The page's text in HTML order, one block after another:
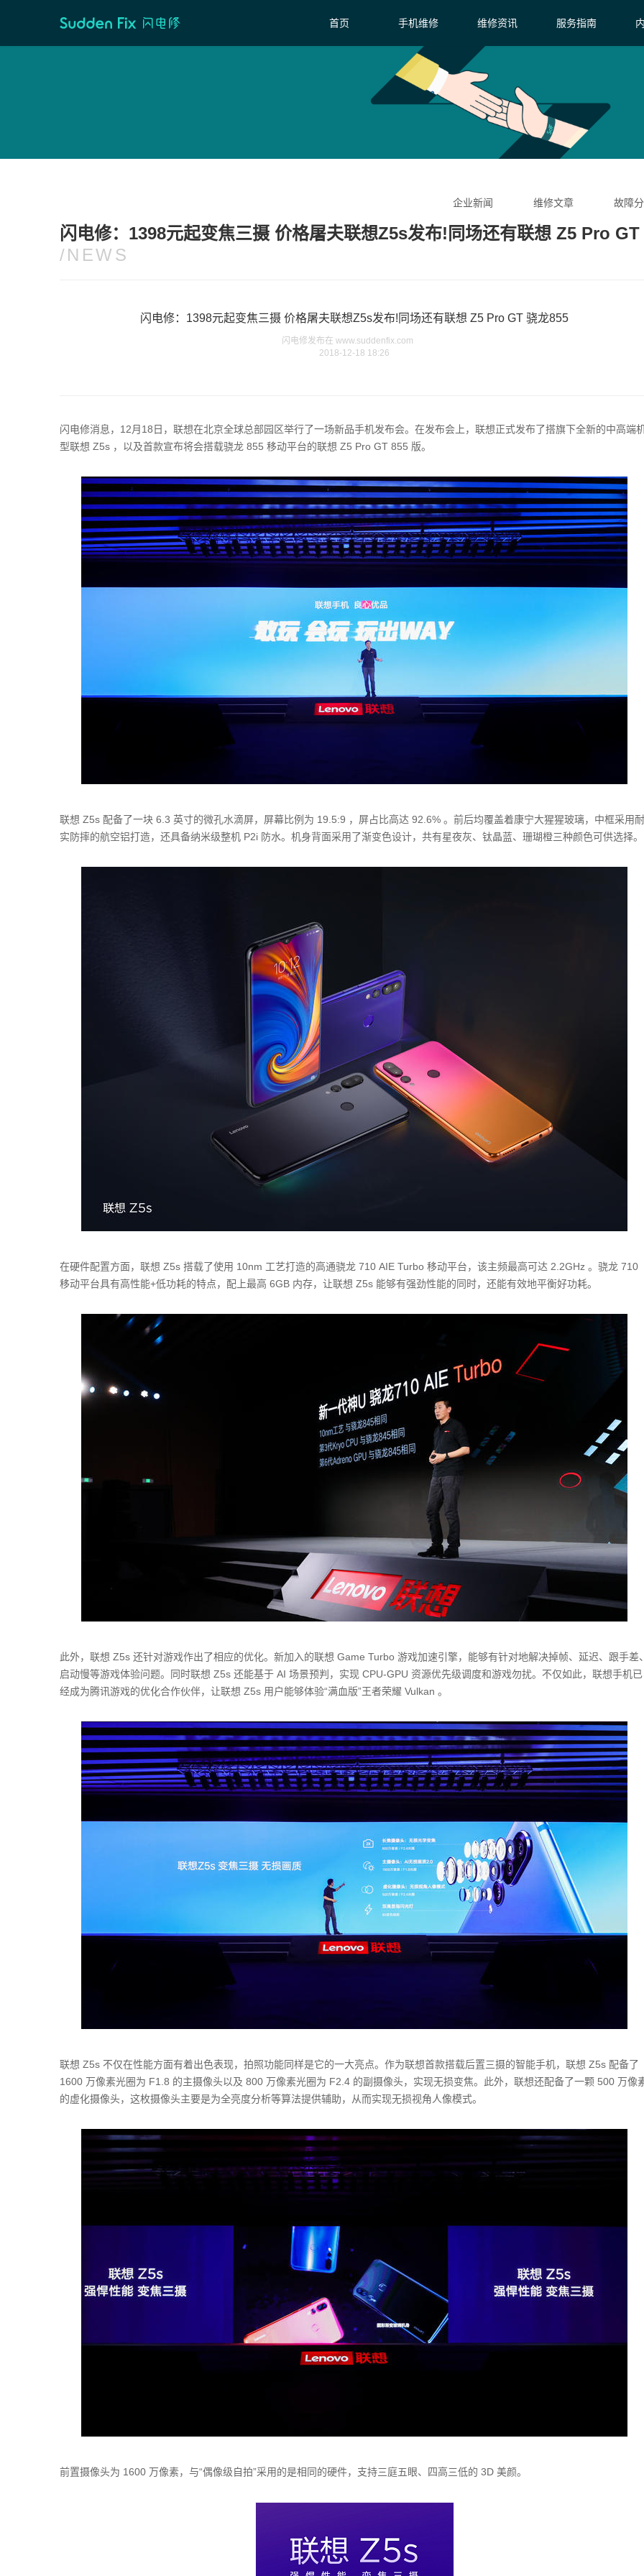
首页 手机维修 维修资讯 服务指南
首页/维修资讯
企业新闻 维修文章 故障
闪电修：1398元起变焦三摄 价格屠夫联想Z5s发布!同场还有联想 Z5 Pro
/NEWS
闪电修：1398元起变焦三摄 价格屠夫联想Z5s发布!同场还有联想 Z5 Pro GT 骁龙855
闪电修发布在 www.suddenfix.com
2018-12-18 18:26
闪电修消息，12月18日，联想在北京全球总部园区举行了一场新品手机发布会。在发布会上，联想正式发布了搭旗下全新的中高端
型联想 Z5s ，以及首款宣布将会搭载骁龙 855 移动平台的联想 Z5 Pro GT 855 版。
联想 Z5s 配备了一块 6.3 英寸的微孔水滴屏，屏幕比例为 19.5:9 ，屏占比高达 92.6% 。前后均覆盖着康宁大猩猩玻璃，中框采用耐
实防摔的航空铝打造，还具备纳米级整机 P2i 防水。机身背面采用了渐变色设计，共有星夜灰、钛晶蓝、珊瑚橙三种颜色可供选择。
在硬件配置方面，联想 Z5s 搭载了使用 10nm 工艺打造的高通骁龙 710 AIE Turbo 移动平台，该主频最高可达 2.2GHz 。骁龙 710
移动平台具有高性能+低功耗的特点，配上最高 6GB 内存，让联想 Z5s 能够有强劲性能的同时，还能有效地平衡好功耗。
此外，联想 Z5s 还针对游戏作出了相应的优化。新加入的联想 Game Turbo 游戏加速引擎，能够有针对地解决掉帧、延迟、跟手差、
启动慢等游戏体验问题。同时联想 Z5s 还能基于 AI 场景预判，实现 CPU-GPU 资源优先级调度和游戏勿扰。不仅如此，联想手机已
经成为腾讯游戏的优化合作伙伴，让联想 Z5s 用户能够体验“满血版”王者荣耀 Vulkan 。
联想 Z5s 不仅在性能方面有着出色表现，拍照功能同样是它的一大亮点。作为联想首款搭载后置三摄的智能手机，联想 Z5s 配备了
1600 万像素光圈为 F1.8 的主摄像头以及 800 万像素光圈为 F2.4 的副摄像头，实现无损变焦。此外，联想还配备了一颗 500 万像
的虚化摄像头，这枚摄像头主要是为全亮度分析等算法提供辅助，从而实现无损视角人像模式。
前置摄像头为 1600 万像素，与“偶像级自拍”采用的是相同的硬件，支持三庭五眼、四高三低的 3D 美颜。